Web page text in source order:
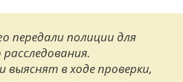
передали полиции для
выяснят в ходе проверки,